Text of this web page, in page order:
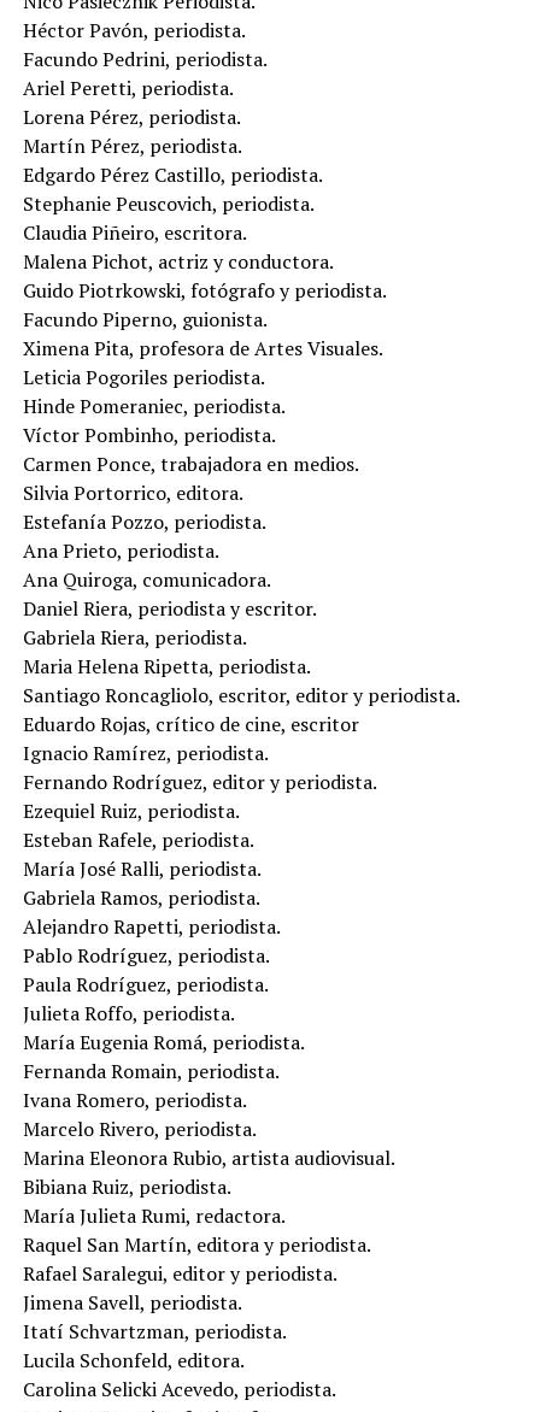
Héctor Pavón, periodista.
Facundo Pedrini, periodista.
Ariel Peretti, periodista.
Lorena Pérez, periodista.
Martín Pérez, periodista.
Edgardo Pérez Castillo, periodista.
Stephanie Peuscovich, periodista.
Claudia Piñeiro, escritora.
Malena Pichot, actriz y conductora.
Guido Piotrkowski, fotógrafo y periodista.
Facundo Piperno, guionista.
Ximena Pita, profesora de Artes Visuales.
Leticia Pogoriles periodista.
Hinde Pomeraniec, periodista.
Víctor Pombinho, periodista.
Carmen Ponce, trabajadora en medios.
Silvia Portorrico, editora.
Estefanía Pozzo, periodista.
Ana Prieto, periodista.
Ana Quiroga, comunicadora.
Daniel Riera, periodista y escritor.
Gabriela Riera, periodista.
Maria Helena Ripetta, periodista.
Santiago Roncagliolo, escritor, editor y periodista.
Eduardo Rojas, crítico de cine, escritor
Ignacio Ramírez, periodista.
Fernando Rodríguez, editor y periodista.
Ezequiel Ruiz, periodista.
Esteban Rafele, periodista.
María José Ralli, periodista.
Gabriela Ramos, periodista.
Alejandro Rapetti, periodista.
Pablo Rodríguez, periodista.
Paula Rodríguez, periodista.
Julieta Roffo, periodista.
María Eugenia Romá, periodista.
Fernanda Romain, periodista.
Ivana Romero, periodista.
Marcelo Rivero, periodista.
Marina Eleonora Rubio, artista audiovisual.
Bibiana Ruiz, periodista.
María Julieta Rumi, redactora.
Raquel San Martín, editora y periodista.
Rafael Saralegui, editor y periodista.
Jimena Savell, periodista.
Itatí Schvartzman, periodista.
Lucila Schonfeld, editora.
Carolina Selicki Acevedo, periodista.